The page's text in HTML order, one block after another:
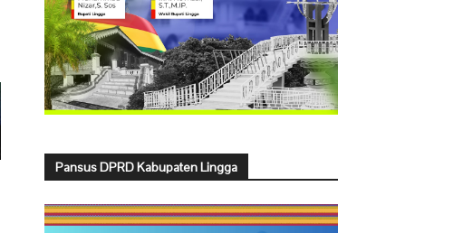
Pansus DPRD Kabupaten Lingga